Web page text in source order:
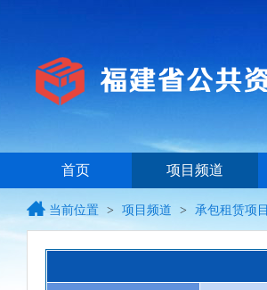
首页 项目频道
当前位置 > 项目频道 > 承包租赁项目